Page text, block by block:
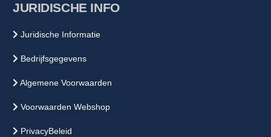
JURIDISCHE INFO
Juridische Informatie
Bedrijfsgegevens
Algemene Voorwaarden
Voorwaarden Webshop
PrivacyBeleid